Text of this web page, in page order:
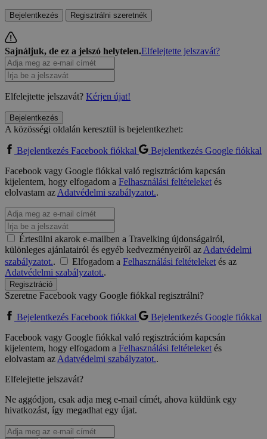
Bejelentkezés Regisztrálni szeretnék
Sajnáljuk, de ez a jelszó helytelen.Elfelejtette jelszavát?
Elfelejtette jelszavát? Kérjen újat!
Bejelentkezés
A közösségi oldalán keresztül is bejelentkezhet:
Bejelentkezés Facebook fiókkal
Bejelentkezés Google fiókkal
Facebook vagy Google fiókkal való regisztrációm kapcsán
kijelentem, hogy elfogadom a Felhasználási feltételeketés
elolvastam azAdatvédelmi szabályzatot..
Értesülni akarok e-mailben a Travelking újdonságairól,
különleges ajánlatairól és egyéb kedvezményeiről azAdatvédelmi
szabályzatot.. Elfogadom a Felhasználási feltételeketés az
Adatvédelmi szabályzatot..
Regisztráció
Szeretne Facebook vagy Google fiókkal regisztrálni?
Bejelentkezés Facebook fiókkal
Bejelentkezés Google fiókkal
Facebook vagy Google fiókkal való regisztrációm kapcsán
kijelentem, hogy elfogadom a Felhasználási feltételeketés
elolvastam azAdatvédelmi szabályzatot..
Elfelejtette jelszavát?
Ne aggódjon, csak adja meg e-mail címét, ahova küldünk egy
hivatkozást, így megadhat egy újat.